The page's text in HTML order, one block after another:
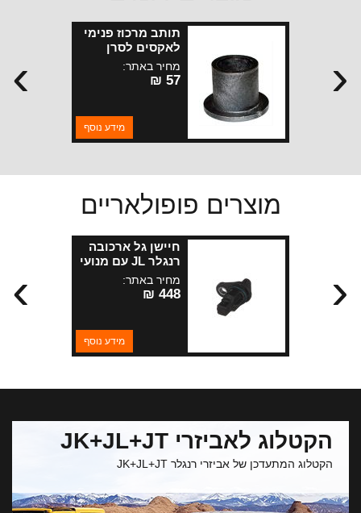
תותב מרכוז פנימי
לאקסים לסרן
קדמי JL-JT
מחיר באתר:
57 ₪
מידע נוסף
› ‹
מוצרים פופולאריים
חיישן גל ארכובה
רנגלר JL עם מנועי
2.0 ליטר+KL 2.0
ליטר
מחיר באתר:
448 ₪
מידע נוסף
› ‹
הקטלוג לאביזרי JK+JL+JT
הקטלוג המתעדכן של אביזרי רנגלר JK+JL+JT